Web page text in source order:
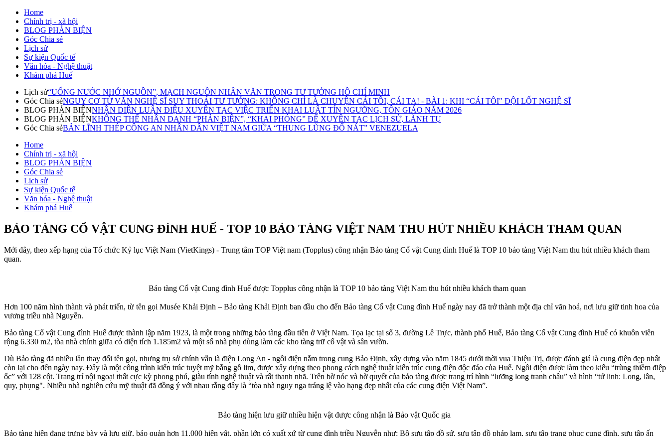
Home
Chính trị - xã hội
BLOG PHẢN BIỆN
Góc Chia sẻ
Lịch sử
Sự kiện Quốc tế
Văn hóa - Nghệ thuật
Khám phá Huế
Lịch sử“UỐNG NƯỚC NHỚ NGUỒN”, MẠCH NGUỒN NHÂN VĂN TRONG TƯ TƯỞNG HỒ CHÍ MINH
Góc Chia sẻNGUY CƠ TỪ VĂN NGHỆ SĨ SUY THOÁI TƯ TƯỞNG: KHÔNG CHỈ LÀ CHUYỆN CÁI TÔI, CÁI TA! - BÀI 1: KHI “CÁI TÔI" ĐỘI LỐT NGHỆ SĨ
BLOG PHẢN BIỆNNHẬN DIỆN LUẬN ĐIỆU XUYÊN TẠC VIỆC TRIỂN KHAI LUẬT TÍN NGƯỠNG, TÔN GIÁO NĂM 2026
BLOG PHẢN BIỆNKHÔNG THỂ NHÂN DANH “PHẢN BIỆN”, “KHAI PHÓNG” ĐỂ XUYÊN TẠC LỊCH SỬ, LÃNH TỤ
Góc Chia sẻBẢN LĨNH THÉP CÔNG AN NHÂN DÂN VIỆT NAM GIỮA “THUNG LŨNG ĐỔ NÁT” VENEZUELA
Home
Chính trị - xã hội
BLOG PHẢN BIỆN
Góc Chia sẻ
Lịch sử
Sự kiện Quốc tế
Văn hóa - Nghệ thuật
Khám phá Huế
BẢO TÀNG CỔ VẬT CUNG ĐÌNH HUẾ - TOP 10 BẢO TÀNG VIỆT NAM THU HÚT NHIỀU KHÁCH THAM QUAN
Mới đây, theo xếp hạng của Tổ chức Kỷ lục Việt Nam (VietKings) - Trung tâm TOP Việt nam (Topplus) công nhận Bảo tàng Cổ vật Cung đình Huế là TOP 10 bảo tàng Việt Nam thu hút nhiều khách tham
quan.
Bảo tàng Cổ vật Cung đình Huế được Topplus công nhận là TOP 10 bảo tàng Việt Nam thu hút nhiều khách tham quan
Hơn 100 năm hình thành và phát triển, từ tên gọi Musée Khải Định – Bảo tàng Khải Định ban đầu cho đến Bảo tàng Cổ vật Cung đình Huế ngày nay đã trở thành một địa chỉ văn hoá, nơi lưu giữ tinh hoa của
vương triều nhà Nguyễn.
Bảo tàng Cổ vật Cung đình Huế được thành lập năm 1923, là một trong những bảo tàng đầu tiên ở Việt Nam. Tọa lạc tại số 3, đường Lê Trực, thành phố Huế, Bảo tàng Cổ vật Cung đình Huế có khuôn viên
rộng 6.330 m2, tòa nhà chính giữa có diện tích 1.185m2 và một số nhà phụ dùng làm các kho tàng trữ cổ vật và sân vườn.
Dù Bảo tàng đã nhiều lần thay đổi tên gọi, nhưng trụ sở chính vẫn là điện Long An - ngôi điện nằm trong cung Bảo Định, xây dựng vào năm 1845 dưới thời vua Thiệu Trị, được đánh giá là cung điện đẹp nhất
còn lại cho đến ngày nay. Đây là một công trình kiến trúc tuyệt mỹ bằng gỗ lim, được xây dựng theo phong cách nghệ thuật kiến trúc cung điện độc đáo của Huế. Ngôi điện được làm theo kiểu “trùng thiềm điệp
ốc” với 128 cột. Trang trí nội ngoại thất cực kỳ phong phú, giàu tính nghệ thuật và rất thanh nhã. Trên bờ nóc và bờ quyết của bảo tàng được trang trí hình “lưỡng long tranh châu” và hình “tứ linh: Long, lân,
quy, phụng". Nhiều nhà nghiên cứu mỹ thuật đã đồng ý với nhau rằng đây là “tòa nhà nguy nga tráng lệ vào hạng đẹp nhất của các cung điện Việt Nam”.
Bảo tàng hiện lưu giữ nhiều hiện vật được công nhận là Bảo vật Quốc gia
Bảo tàng hiện đang trưng bày và lưu giữ, bảo quản hơn 11.000 hiện vật, phần lớn có xuất xứ từ cung đình triều Nguyễn như: Bộ sưu tập đồ sứ, sưu tập đồ pháp lam, sưu tập trang phục cung đình, sưu tập ấn